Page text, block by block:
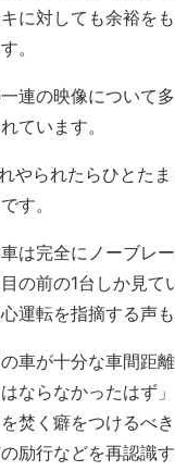
に対しても余裕を
。
連の映像について
ています。
やられたらひとた
す。
は完全にノーブレ
の前の1台しか見
運転を指摘する声も
車が十分な車間距
ならなかったはず
焚く癖をつけるべ
励行などを再認識